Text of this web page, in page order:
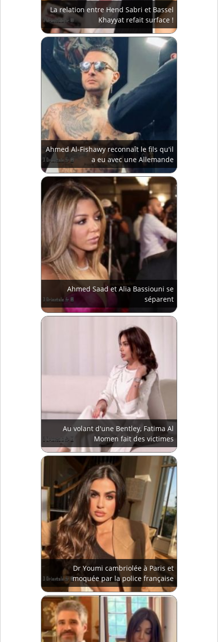
La relation entre Hend Sabri et Bassel
Khayyat refait surface !
Ahmed Al-Fishawy reconnaît le fils qu'il
a eu avec une Allemande
Ahmed Saad et Alia Bassiouni se
séparent
Au volant d'une Bentley, Fatima Al
Momen fait des victimes
Dr Youmi cambriolée à Paris et
moquée par la police française